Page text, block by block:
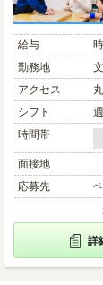
給与
勤務地
アクセス
シフト
時間帯
面接地
応募先
詳